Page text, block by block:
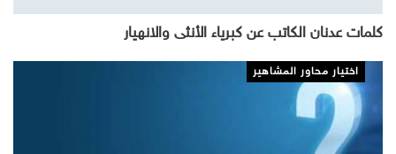
كلمات عدنان الكاتب عن كبرياء الأنثى والانهيار
اختيار محاور المشاهير